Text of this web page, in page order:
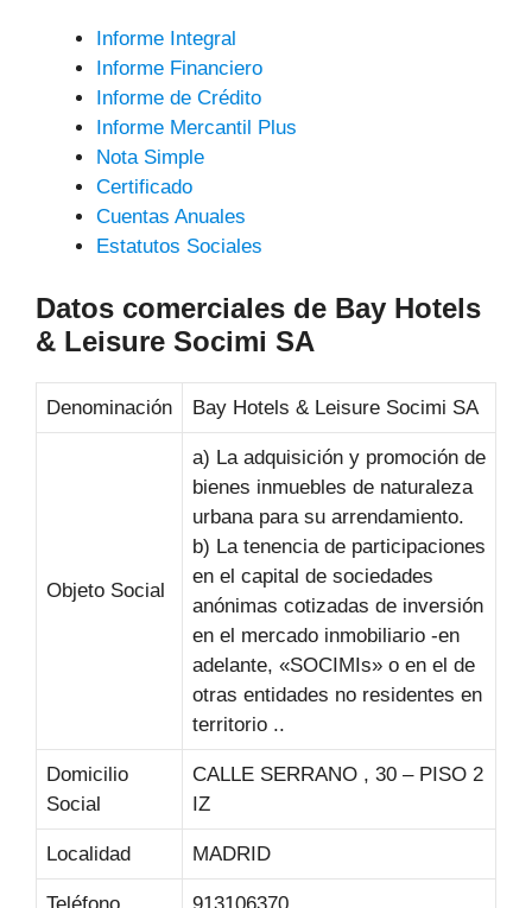
Informe Integral
Informe Financiero
Informe de Crédito
Informe Mercantil Plus
Nota Simple
Certificado
Cuentas Anuales
Estatutos Sociales
Datos comerciales de Bay Hotels
& Leisure Socimi SA
Denominación Bay Hotels & Leisure Socimi SA
Objeto Social
a) La adquisición y promoción de
bienes inmuebles de naturaleza
urbana para su arrendamiento.
b) La tenencia de participaciones
en el capital de sociedades
anónimas cotizadas de inversión
en el mercado inmobiliario -en
adelante, «SOCIMIs» o en el de
otras entidades no residentes en
territorio ..
Domicilio
Social
CALLE SERRANO , 30 – PISO 2
IZ
Localidad MADRID
Teléfono 913106370